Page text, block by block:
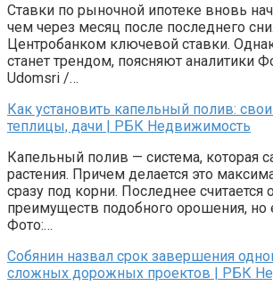
Ставки по рыночной ипотеке вновь
чем через месяц после последнего
Центробанком ключевой ставки.
станет трендом, поясняют аналитики
Udomsri /…
Как установить капельный полив:
теплицы, дачи | РБК Недвижимость
Капельный полив — система, которая
растения. Причем делается это
сразу под корни. Последнее
преимуществ подобного орошения, но
Фото:…
Собянин назвал срок завершения
сложных дорожных проектов | РБК